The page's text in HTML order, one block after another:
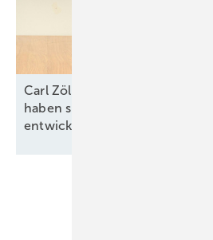
Carl Zöllner von Intilion: „In
haben sich attraktive
entwickelt“